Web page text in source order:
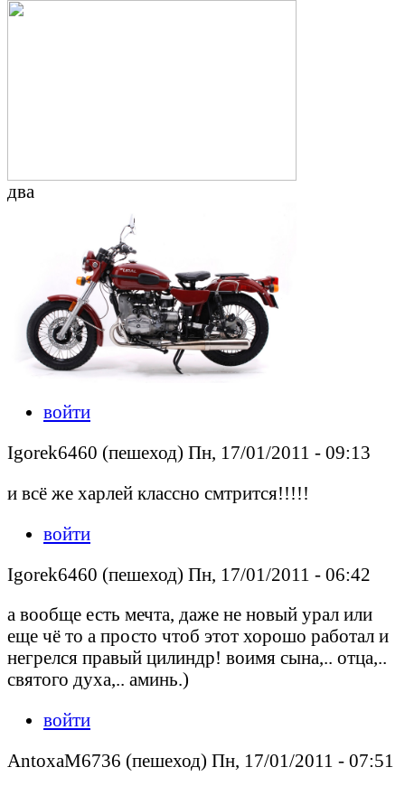
два
войти
Igorek6460 (пешеход) Пн, 17/01/2011 - 09:13
и всё же харлей классно смтрится!!!!!
войти
Igorek6460 (пешеход) Пн, 17/01/2011 - 06:42
а вообще есть мечта, даже не новый урал или
еще чё то а просто чтоб этот хорошо работал и
негрелся правый цилиндр! воимя сына,.. отца,..
святого духа,.. аминь.)
войти
AntoxaM6736 (пешеход) Пн, 17/01/2011 - 07:51